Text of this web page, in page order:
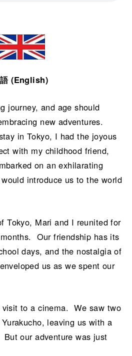
(English)
journey, and age should
new adventures.
in Tokyo, I had the joyous
with my childhood friend,
on an exhilarating
introduce us to the world
Tokyo, Mari and I reunited for
Our friendship has its
days, and the nostalgia of
us as we spent our
visit to a cinema. We saw two
leaving us with a
our adventure was just